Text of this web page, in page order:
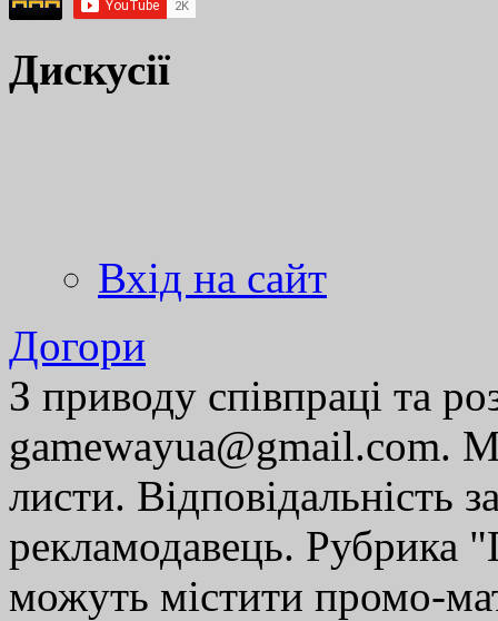
Дискусії
Вхід на сайт
Догори
З приводу співпраці та
gamewayua@gmail.com.
листи. Відповідальність
рекламодавець. Рубрика
можуть містити промо-